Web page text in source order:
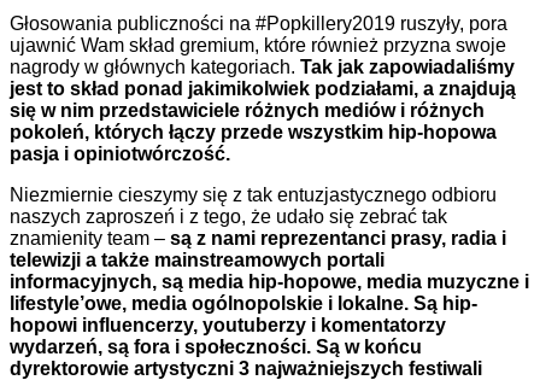
Głosowania publiczności na #Popkillery2019 ruszyły, pora
ujawnić Wam skład gremium, które również przyzna swoje
nagrody w głównych kategoriach. Tak jak zapowiadaliśmy
jest to skład ponad jakimikolwiek podziałami, a znajdują
się w nim przedstawiciele różnych mediów i różnych
pokoleń, których łączy przede wszystkim hip-hopowa
pasja i opiniotwórczość.
Niezmiernie cieszymy się z tak entuzjastycznego odbioru
naszych zaproszeń i z tego, że udało się zebrać tak
znamienity team – są z nami reprezentanci prasy, radia i
telewizji a także mainstreamowych portali
informacyjnych, są media hip-hopowe, media muzyczne i
lifestyle’owe, media ogólnopolskie i lokalne. Są hip-
hopowi influencerzy, youtuberzy i komentatorzy
wydarzeń, są fora i społeczności. Są w końcu
dyrektorowie artystyczni 3 najważniejszych festiwali